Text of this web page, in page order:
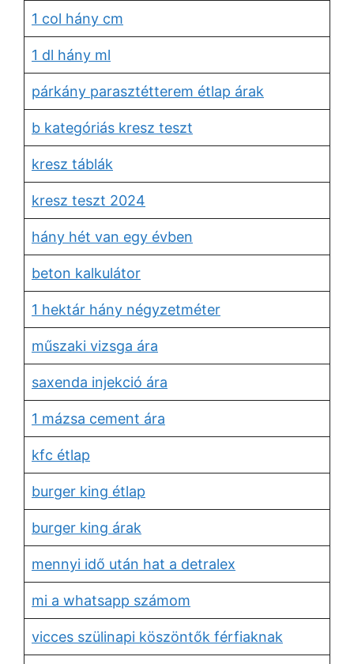
1 col hány cm
1 dl hány ml
párkány parasztétterem étlap árak
b kategóriás kresz teszt
kresz táblák
kresz teszt 2024
hány hét van egy évben
beton kalkulátor
1 hektár hány négyzetméter
műszaki vizsga ára
saxenda injekció ára
1 mázsa cement ára
kfc étlap
burger king étlap
burger king árak
mennyi idő után hat a detralex
mi a whatsapp számom
vicces szülinapi köszöntők férfiaknak